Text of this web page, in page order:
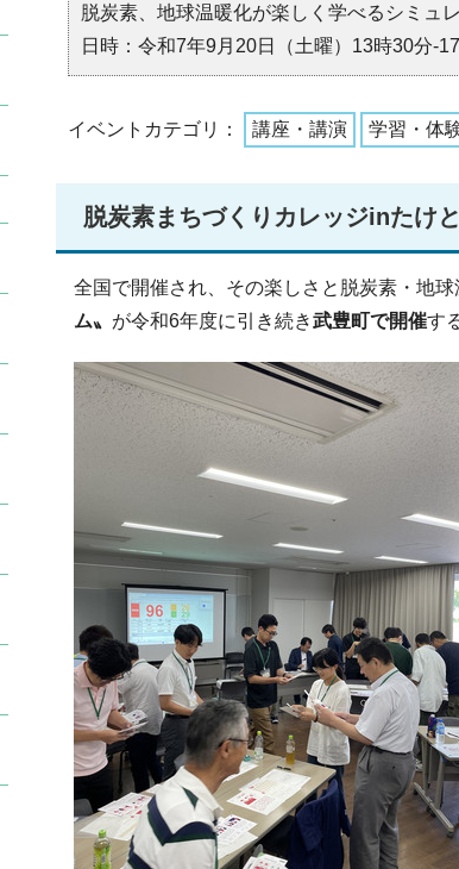
脱炭素、地球温暖化が楽しく学べるシミュ
日時：令和7年9月20日（土曜）13時30分-
イベントカテゴリ： 講座・講演 学習・体
脱炭素まちづくりカレッジinたけ
全国で開催され、その楽しさと脱炭素・地
ム〟 が令和6年度に引き続き武豊町で開催す